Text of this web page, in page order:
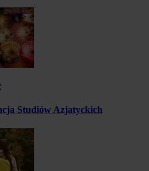
Studiów Azjatyckich